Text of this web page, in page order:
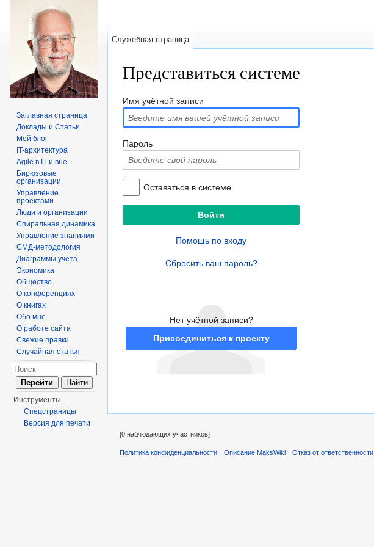
Представиться системе
Имя учётной записи
Пароль
Оставаться в системе
Помощь по входу
Сбросить ваш пароль?
Нет учётной записи?
Присоединиться к проекту
Служебная страница
Заглавная страница
Доклады и Статьи
Мой блог
IT-архитектура
Agile в IT и вне
Бирюзовые
организации
Управление
проектами
Люди и организации
Спиральная динамика
Управление знаниями
СМД-методология
Диаграммы учета
Экономика
Общество
О конференциях
О книгах
Обо мне
О работе сайта
Свежие правки
Случайная статья
Инструменты
Спецстраницы
Версия для печати
[0 наблюдающих участников]
Политика конфиденциальности Описание MaksWiki Отказ от ответственности